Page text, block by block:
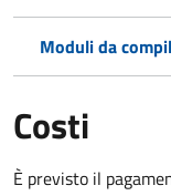
Moduli da
Costi
È previsto il